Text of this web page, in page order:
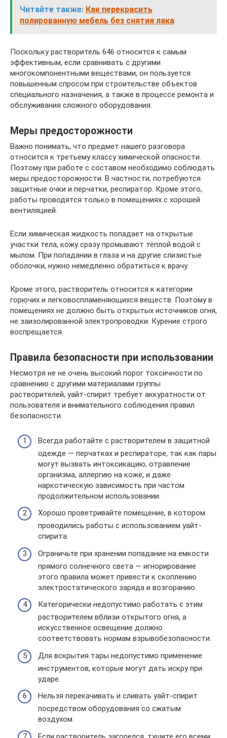
Читайте также: Как перекрасить
полированную мебель без снятия лака
Поскольку растворитель 646 относится к самым
эффективным, если сравнивать с другими
многокомпонентными веществами, он пользуется
повышенным спросом при строительстве объектов
специального назначения, а также в процессе ремонта и
обслуживания сложного оборудования.
Меры предосторожности
Важно понимать, что предмет нашего разговора
относится к третьему классу химической опасности.
Поэтому при работе с составом необходимо соблюдать
меры предосторожности. В частности, потребуются
защитные очки и перчатки, респиратор. Кроме этого,
работы проводятся только в помещениях с хорошей
вентиляцией.
Если химическая жидкость попадает на открытые
участки тела, кожу сразу промывают тёплой водой с
мылом. При попадании в глаза и на другие слизистые
оболочки, нужно немедленно обратиться к врачу.
Кроме этого, растворитель относится к категории
горючих и легковоспламеняющихся веществ. Поэтому в
помещениях не должно быть открытых источников огня,
не заизолированной электропроводки. Курение строго
воспрещается.
Правила безопасности при использовании
Несмотря не не очень высокий порог токсичности по
сравнению с другими материалами группы
растворителей, уайт-спирит требует аккуратности от
пользователя и внимательного соблюдения правил
безопасности:
Всегда работайте с растворителем в защитной
одежде — перчатках и респираторе, так как пары
могут вызвать интоксикацию, отравление
организма, аллергию на коже, и даже
наркотическую зависимость при частом
продолжительном использовании.
Хорошо проветривайте помещение, в котором
проводились работы с использованием уайт-
спирита.
Ограничьте при хранении попадание на емкости
прямого солнечного света — игнорирование
этого правила может привести к скоплению
электростатического заряда и возгоранию.
Категорически недопустимо работать с этим
растворителем вблизи открытого огня, а
искусственное освещение должно
соответствовать нормам взрывобезопасности.
Для вскрытия тары недопустимо применение
инструментов, которые могут дать искру при
ударе.
Нельзя перекачивать и сливать уайт-спирит
посредством оборудования со сжатым
воздухом.